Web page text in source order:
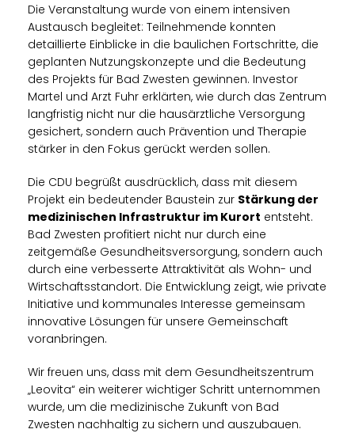
Die Veranstaltung wurde von einem intensiven
Austausch begleitet: Teilnehmende konnten
detaillierte Einblicke in die baulichen Fortschritte, die
geplanten Nutzungskonzepte und die Bedeutung
des Projekts für Bad Zwesten gewinnen. Investor
Martel und Arzt Fuhr erklärten, wie durch das Zentrum
langfristig nicht nur die hausärztliche Versorgung
gesichert, sondern auch Prävention und Therapie
stärker in den Fokus gerückt werden sollen.
Die CDU begrüßt ausdrücklich, dass mit diesem
Projekt ein bedeutender Baustein zur Stärkung der
medizinischen Infrastruktur im Kurort entsteht.
Bad Zwesten profitiert nicht nur durch eine
zeitgemäße Gesundheitsversorgung, sondern auch
durch eine verbesserte Attraktivität als Wohn- und
Wirtschaftsstandort. Die Entwicklung zeigt, wie private
Initiative und kommunales Interesse gemeinsam
innovative Lösungen für unsere Gemeinschaft
voranbringen.
Wir freuen uns, dass mit dem Gesundheitszentrum
Leovita“ ein weiterer wichtiger Schritt unternommen
wurde, um die medizinische Zukunft von Bad
Zwesten nachhaltig zu sichern und auszubauen.